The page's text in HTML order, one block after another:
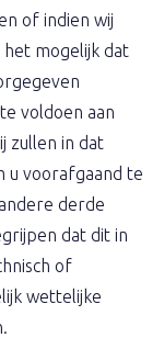
of indien wij
mogelijk dat
voldoen aan
zullen in dat
u voorafgaand te
derde
dat dit in
of
wettelijke